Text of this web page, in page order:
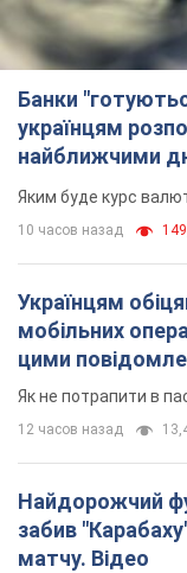
Банки
українцям
найближчими
Яким буде курс
10 часов назад
Українцям
мобільних
цими
Як не потрапити в
12 часов назад
Найдорожчий
забив
матчу. Відео